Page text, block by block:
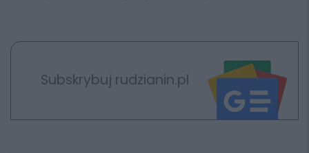
Subskrybuj rudzianin.pl